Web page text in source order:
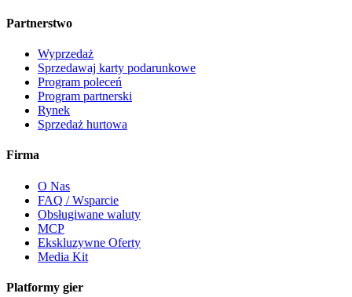
Partnerstwo
Wyprzedaż
Sprzedawaj karty podarunkowe
Program poleceń
Program partnerski
Rynek
Sprzedaż hurtowa
Firma
O Nas
FAQ / Wsparcie
Obsługiwane waluty
MCP
Ekskluzywne Oferty
Media Kit
Platformy gier